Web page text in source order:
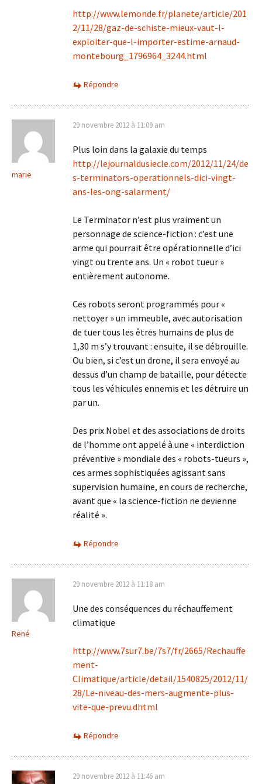
http://www.lemonde.fr/planete/article/201
2/11/28/gaz-de-schiste-mieux-vaut-l-
exploiter-que-l-importer-estime-arnaud-
montebourg_1796964_3244.html
Répondre
marie
29 novembre 2012 à 11:09 am
Plus loin dans la galaxie du temps
http://lejournaldusiecle.com/2012/11/24/de
s-terminators-operationnels-dici-vingt-
ans-les-ong-salarment/
Le Terminator n’est plus vraiment un
personnage de science-fiction : c’est une
arme qui pourrait être opérationnelle d’ici
vingt ou trente ans. Un « robot tueur »
entièrement autonome.
Ces robots seront programmés pour «
nettoyer » un immeuble, avec autorisation
de tuer tous les êtres humains de plus de
1,30 m s’y trouvant : ensuite, il se débrouille.
Ou bien, si c’est un drone, il sera envoyé au
dessus d’un champ de bataille, pour détecte
tous les véhicules ennemis et les détruire un
par un.
Des prix Nobel et des associations de droits
de l’homme ont appelé à une « interdiction
préventive » mondiale des « robots-tueurs »,
ces armes sophistiquées agissant sans
supervision humaine, en cours de recherche,
avant que « la science-fiction ne devienne
réalité ».
Répondre
René
29 novembre 2012 à 11:18 am
Une des conséquences du réchauffement
climatique
http://www.7sur7.be/7s7/fr/2665/Rechauffe
ment-
Climatique/article/detail/1540825/2012/11/
28/Le-niveau-des-mers-augmente-plus-
vite-que-prevu.dhtml
Répondre
29 novembre 2012 à 11:46 am